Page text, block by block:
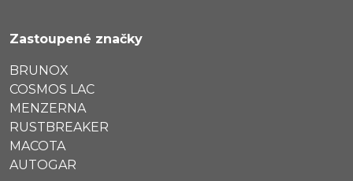
Zastoupené značky
BRUNOX
COSMOS LAC
MENZERNA
RUSTBREAKER
MACOTA
AUTOGAR